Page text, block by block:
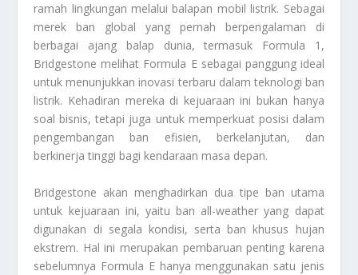
ramah lingkungan melalui balapan mobil listrik. Sebagai
merek ban global yang pernah berpengalaman di
berbagai ajang balap dunia, termasuk Formula 1,
Bridgestone melihat Formula E sebagai panggung ideal
untuk menunjukkan inovasi terbaru dalam teknologi ban
listrik. Kehadiran mereka di kejuaraan ini bukan hanya
soal bisnis, tetapi juga untuk memperkuat posisi dalam
pengembangan ban efisien, berkelanjutan, dan
berkinerja tinggi bagi kendaraan masa depan.
Bridgestone akan menghadirkan dua tipe ban utama
untuk kejuaraan ini, yaitu ban all-weather yang dapat
digunakan di segala kondisi, serta ban khusus hujan
ekstrem. Hal ini merupakan pembaruan penting karena
sebelumnya Formula E hanya menggunakan satu jenis